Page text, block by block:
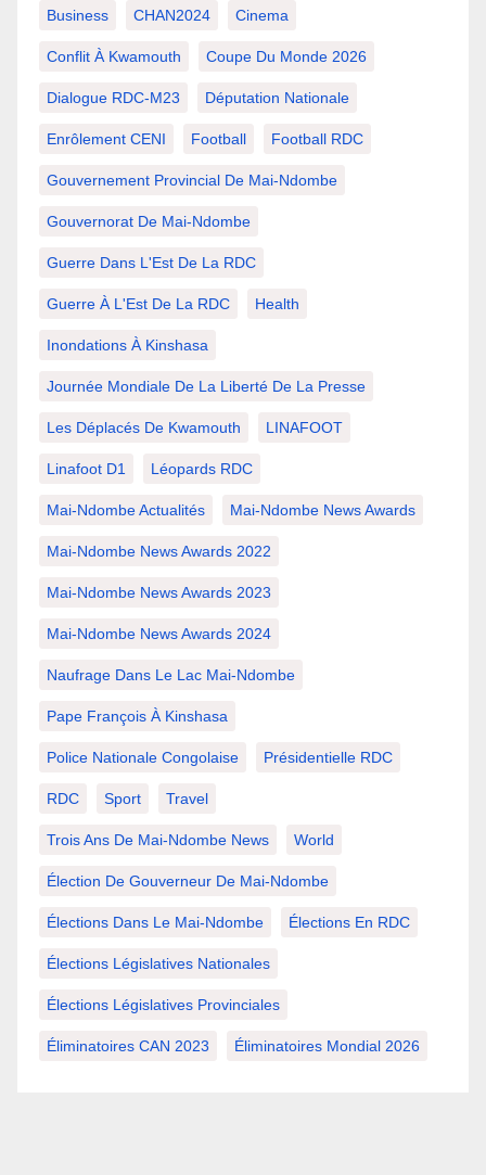
Business CHAN2024 Cinema
Conflit À Kwamouth Coupe Du Monde 2026
Dialogue RDC-M23 Députation Nationale
Enrôlement CENI Football Football RDC
Gouvernement Provincial De Mai-Ndombe
Gouvernorat De Mai-Ndombe
Guerre Dans L'Est De La RDC
Guerre À L'Est De La RDC Health
Inondations À Kinshasa
Journée Mondiale De La Liberté De La Presse
Les Déplacés De Kwamouth LINAFOOT
Linafoot D1 Léopards RDC
Mai-Ndombe Actualités Mai-Ndombe News Awards
Mai-Ndombe News Awards 2022
Mai-Ndombe News Awards 2023
Mai-Ndombe News Awards 2024
Naufrage Dans Le Lac Mai-Ndombe
Pape François À Kinshasa
Police Nationale Congolaise Présidentielle RDC
RDC Sport Travel
Trois Ans De Mai-Ndombe News World
Élection De Gouverneur De Mai-Ndombe
Élections Dans Le Mai-Ndombe Élections En RDC
Élections Législatives Nationales
Élections Législatives Provinciales
Éliminatoires CAN 2023 Éliminatoires Mondial 2026